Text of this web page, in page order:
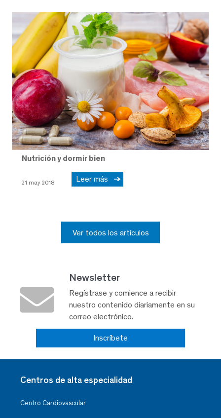
Nutrición y dormir bien
21 may 2018 Leer más
Ver todos los artículos
Newsletter
Regístrase y comience a recibir
nuestro contenido diariamente en su
correo electrónico.
Inscríbete
Centros de alta especialidad
Centro Cardiovascular